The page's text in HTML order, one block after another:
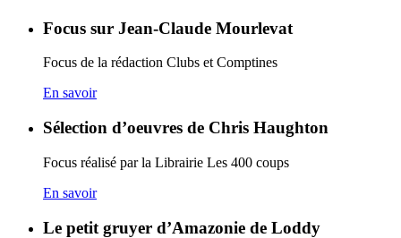
Focus sur Jean-Claude Mourlevat
Focus de la rédaction Clubs et Comptines
En savoir
Sélection d’oeuvres de Chris Haughton
Focus réalisé par la Librairie Les 400 coups
En savoir
Le petit gruyer d’Amazonie de Loddy